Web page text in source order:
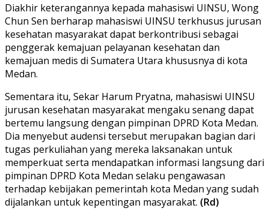
Diakhir keterangannya kepada mahasiswi UINSU, Wong
Chun Sen berharap mahasiswi UINSU terkhusus jurusan
kesehatan masyarakat dapat berkontribusi sebagai
penggerak kemajuan pelayanan kesehatan dan
kemajuan medis di Sumatera Utara khususnya di kota
Medan.
Sementara itu, Sekar Harum Pryatna, mahasiswi UINSU
jurusan kesehatan masyarakat mengaku senang dapat
bertemu langsung dengan pimpinan DPRD Kota Medan.
Dia menyebut audensi tersebut merupakan bagian dari
tugas perkuliahan yang mereka laksanakan untuk
memperkuat serta mendapatkan informasi langsung dari
pimpinan DPRD Kota Medan selaku pengawasan
terhadap kebijakan pemerintah kota Medan yang sudah
dijalankan untuk kepentingan masyarakat. (Rd)